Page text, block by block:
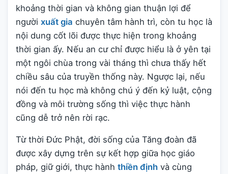
khoảng thời gian và không gian thuận lợi để
người xuất gia chuyên tâm hành trì, còn tu học là
nội dung cốt lõi được thực hiện trong khoảng
thời gian ấy. Nếu an cư chỉ được hiểu là ở yên tại
một ngôi chùa trong vài tháng thì chưa thấy hết
chiều sâu của truyền thống này. Ngược lại, nếu
nói đến tu học mà không chú ý đến kỷ luật, cộng
đồng và môi trường sống thì việc thực hành
cũng dễ trở nên rời rạc.
Từ thời Đức Phật, đời sống của Tăng đoàn đã
được xây dựng trên sự kết hợp giữa học giáo
pháp, giữ giới, thực hành thiền định và cùng